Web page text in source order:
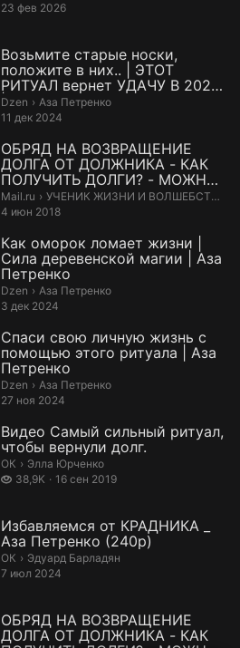
23 фев 2026
Возьмите старые носки,
положите в них.. | ЭТОТ
РИТУАЛ вернет УДАЧУ В 2025
| Аза Петре...
Dzen › Аза Петренко.
Аза Петренко
11 дек 2024
ОБРЯД НА ВОЗВРАЩЕНИЕ
ДОЛГА ОТ ДОЛЖНИКА - КАК
ПОЛУЧИТЬ ДОЛГИ? - МОЖНО
ЛИ ВЕРНУТЬ ДЕНЬГ...
Mail.ru › УЧЕНИК ЖИЗНИ И ВОЛШЕБСТВА
УЧЕНИК ЖИЗНИ И ВОЛШЕБСТВА ***
4 июн 2018
Как оморок ломает жизни |
Сила деревенской магии | Аза
Петренко
Dzen › Аза Петренко.
Аза Петренко
3 дек 2024
Спаси свою личную жизнь с
помощью этого ритуала | Аза
Петренко
Dzen › Аза Петренко.
Аза Петренко
27 ноя 2024
Видео Самый сильный ритуал,
чтобы вернули долг.
ОК › Элла Юрченко.
Элла Юрченко
38,9K
38,9 тысяч просмотров
16 сен 2019
Избавляемся от КРАДНИКА _
Аза Петренко (240p)
ОК › Эдуард Барладян.
Эдуард Барладян
7 июл 2024
ОБРЯД НА ВОЗВРАЩЕНИЕ
ДОЛГА ОТ ДОЛЖНИКА - КАК